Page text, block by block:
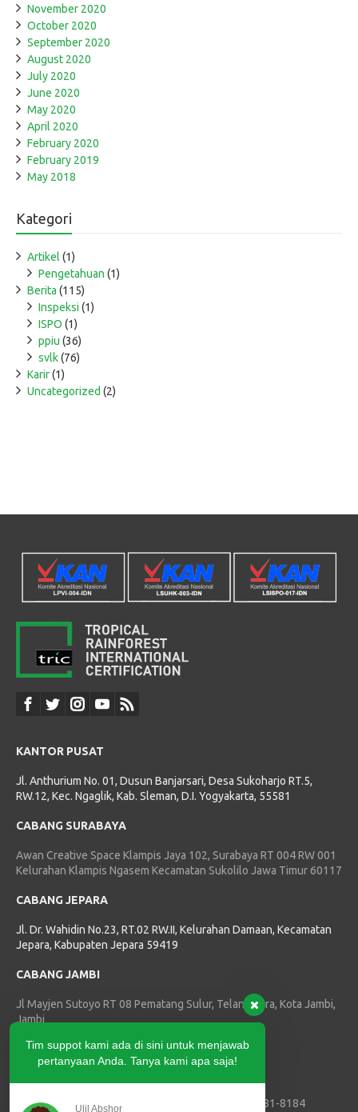
November 2020
October 2020
September 2020
August 2020
July 2020
June 2020
May 2020
April 2020
February 2020
February 2019
May 2018
Kategori
Artikel (1)
Pengetahuan (1)
Berita (115)
Inspeksi (1)
ISPO (1)
ppiu (36)
svlk(76)
Karir(1)
Uncategorized (2)
KANTOR PUSAT
Jl. Anthurium No. 01, Dusun Banjarsari, Desa Sukoharjo RT.5,
RW.12, Kec. Ngaglik, Kab. Sleman, D.I. Yogyakarta, 55581
CABANG SURABAYA
Awan Creative Space Klampis Jaya 102, Surabaya RT 004 RW 001
Kelurahan Klampis Ngasem Kecamatan Sukolilo Jawa Timur 60117
CABANG JEPARA
Jl. Dr. Wahidin No.23, RT.02 RW.II, Kelurahan Damaan, Kecamatan
Jepara, Kabupaten Jepara 59419
CABANG JAMBI
Jl Mayjen Sutoyo RT 08 Pematang Sulur, Telanaipura, Kota Jambi,
Jambi
HUBUNGI KAMI
Marketing SVLK, PPIU dan PJK3 :
+62 811-3881-8184
Tim suppot kami ada di sini untuk menjawab
pertanyaan Anda. Tanya kami apa saja!
Ulil Abshor